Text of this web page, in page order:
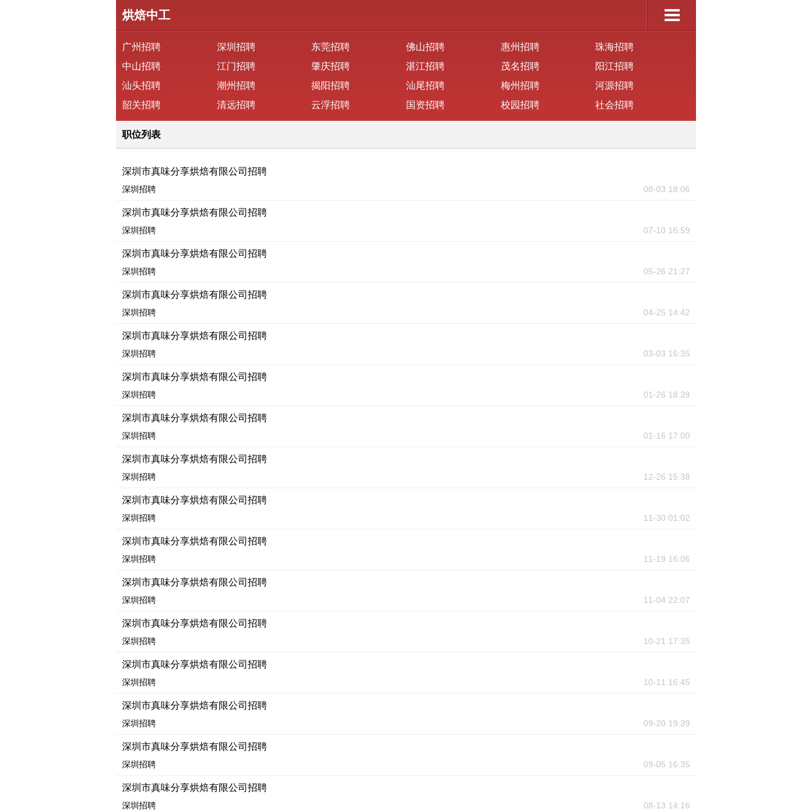
烘焙中工
广州招聘 深圳招聘 东莞招聘 佛山招聘 惠州招聘
珠海招聘
中山招聘
江门招聘 肇庆招聘 湛江招聘 茂名招聘
阳江招聘
汕头招聘
潮州招聘 揭阳招聘 汕尾招聘 梅州招聘
河源招聘
韶关招聘
清远招聘 云浮招聘 国资招聘 校园招聘 社会招聘
职位列表
深圳市真味分享烘焙有限公司招聘
深圳招聘 08-03 18:06
深圳市真味分享烘焙有限公司招聘
深圳招聘 07-10 16:59
深圳市真味分享烘焙有限公司招聘
深圳招聘 05-26 21:27
深圳市真味分享烘焙有限公司招聘
深圳招聘 04-25 14:42
深圳市真味分享烘焙有限公司招聘
深圳招聘 03-03 16:35
深圳市真味分享烘焙有限公司招聘
深圳招聘 01-26 18:39
深圳市真味分享烘焙有限公司招聘
深圳招聘 01-16 17:00
深圳市真味分享烘焙有限公司招聘
深圳招聘 12-26 15:38
深圳市真味分享烘焙有限公司招聘
深圳招聘 11-30 01:02
深圳市真味分享烘焙有限公司招聘
深圳招聘 11-19 16:06
深圳市真味分享烘焙有限公司招聘
深圳招聘 11-04 22:07
深圳市真味分享烘焙有限公司招聘
深圳招聘 10-21 17:35
深圳市真味分享烘焙有限公司招聘
深圳招聘 10-11 16:45
深圳市真味分享烘焙有限公司招聘
深圳招聘 09-20 19:39
深圳市真味分享烘焙有限公司招聘
深圳招聘 09-05 16:35
深圳市真味分享烘焙有限公司招聘
深圳招聘 08-13 14:16